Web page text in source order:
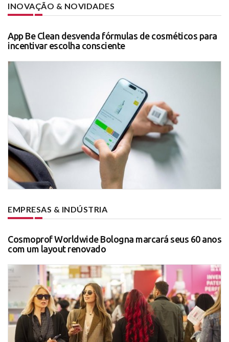
INOVAÇÃO & NOVIDADES
App Be Clean desvenda fórmulas de cosméticos para
incentivar escolha consciente
EMPRESAS & INDÚSTRIA
Cosmoprof Worldwide Bologna marcará seus 60 anos
com um layout renovado